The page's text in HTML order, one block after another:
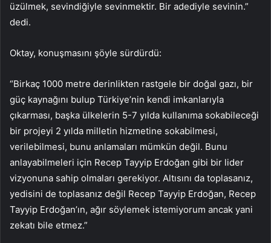
üzülmek, sevindiğiyle sevinmektir. Bir adediyle sevinin.”
dedi.
Oktay, konuşmasını şöyle sürdürdü:
“Birkaç 1000 metre derinlikten rastgele bir doğal gazı, bir
güç kaynağını bulup Türkiye’nin kendi imkanlarıyla
çıkarması, başka ülkelerin 5-7 yılda kullanıma sokabileceği
bir projeyi 2 yılda milletin hizmetine sokabilmesi,
verilebilmesi, bunu anlamaları mümkün değil. Bunu
anlayabilmeleri için Recep Tayyip Erdoğan gibi bir lider
vizyonuna sahip olmaları gerekiyor. Altısını da toplasanız,
yedisini de toplasanız değil Recep Tayyip Erdoğan, Recep
Tayyip Erdoğan’ın, ağır söylemek istemiyorum ancak yani
zekatı bile etmez.”